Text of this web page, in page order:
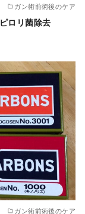
ガン術前術後のケア
ロリ菌除去
ガン術前術後のケア